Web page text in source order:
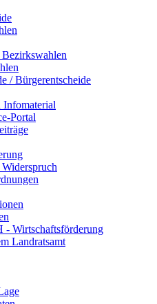
/ Bürgerentscheide
Infomaterial
Portal
- Wirtschaftsförderung
Landratsamt